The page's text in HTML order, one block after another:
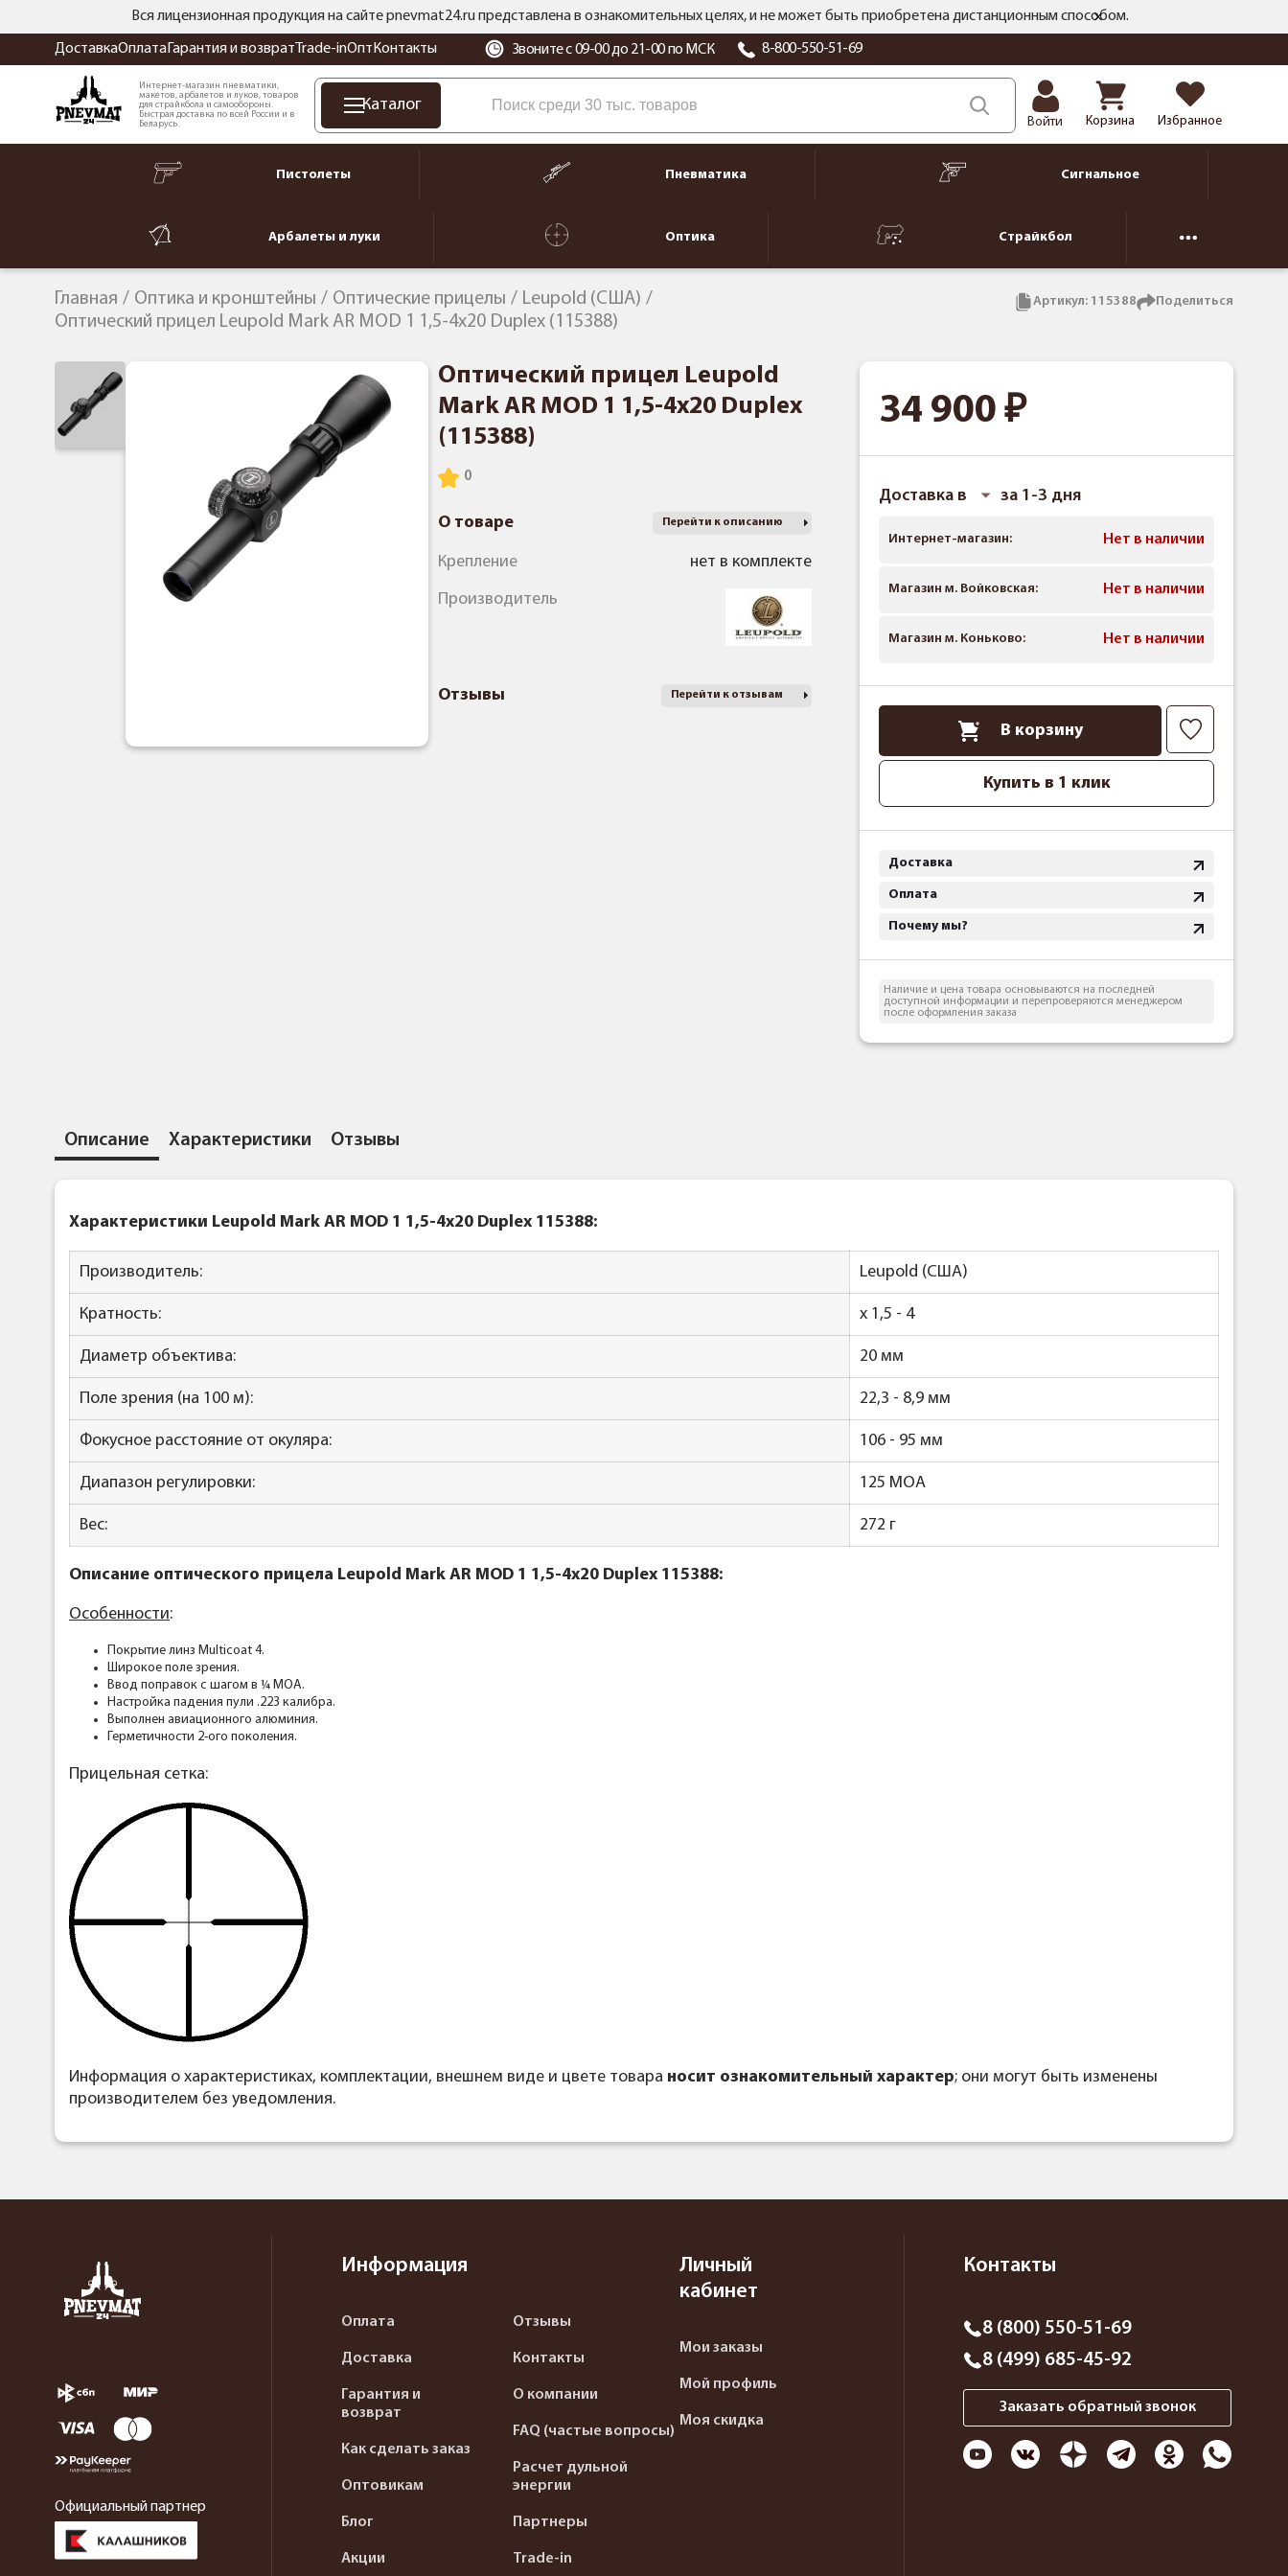
Вся лицензионная продукция на сайте pnevmat24.ru представлена в ознакомительных целях, и не может быть приобретена дистанционным способом.
ДоставкаОплата Гарантия и возврат Trade-inОпт Контакты Звоните с 09-00 до 21-00 по МСК 8-800-550-51-69
Интернет-магазин пневматики,
макетов, арбалетов и луков, товаров
для страйкбола и самообороны.
Быстрая доставка по всей России и в
Беларусь.
Каталог
Войти Корзина Избранное
Пистолеты Пневматика Сигнальное
Арбалеты и луки Оптика Страйкбол
Главная Оптика и кронштейны Оптические прицелы
Leupold (США)
Оптический прицел Leupold Mark AR MOD 1 1,5-4x20 Duplex (115388)
Артикул: 115388 Поделиться
Оптический прицел Leupold
Mark AR MOD 1 1,5-4x20 Duplex
(115388)
О товаре Перейти к описанию
Крепление нет в комплекте
Производитель
Отзывы Перейти к отзывам
34 900
Доставка в за 1-3 дня
Интернет-магазин: Нет в наличии
Магазин м. Войковская: Нет в наличии
Магазин м. Коньково: Нет в наличии
В корзину
Купить в 1 клик
Доставка
Оплата
Почему мы?
Наличие и цена товара основываются на последней
доступной информации и перепроверяются менеджером
после оформления заказа
Описание Характеристики Отзывы
Характеристики Leupold Mark AR MOD 1 1,5-4x20 Duplex 115388:
Производитель: Leupold (США)
Кратность: x 1,5 - 4
Диаметр объектива: 20 мм
Поле зрения (на 100 м): 22,3 - 8,9 мм
Фокусное расстояние от окуляра: 106 - 95 мм
Диапазон регулировки: 125 MOA
Вес: 272 г
Описание оптического прицела Leupold Mark AR MOD 1 1,5-4x20 Duplex 115388:
Особенности:
Покрытие линз Multicoat 4.
Широкое поле зрения.
Ввод поправок с шагом в ¼ МОА.
Настройка падения пули .223 калибра.
Выполнен авиационного алюминия.
Герметичности 2-ого поколения.
Прицельная сетка:
Информация о характеристиках, комплектации, внешнем виде и цвете товара носит ознакомительный характер; они могут быть изменены
производителем без уведомления.
Официальный партнер
Информация
Оплата
Доставка
Гарантия и
возврат
Как сделать заказ
Оптовикам
Блог
Акции
Отзывы
Контакты
О компании
FAQ (частые вопросы)
Расчет дульной
энергии
Партнеры
Trade-in
Личный
кабинет
Мои заказы
Мой профиль
Моя скидка
Контакты
8 (800) 550-51-69
8 (499) 685-45-92
Заказать обратный звонок